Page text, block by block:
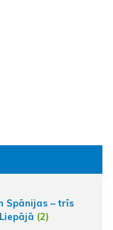
Spānijas – trīs
(2)